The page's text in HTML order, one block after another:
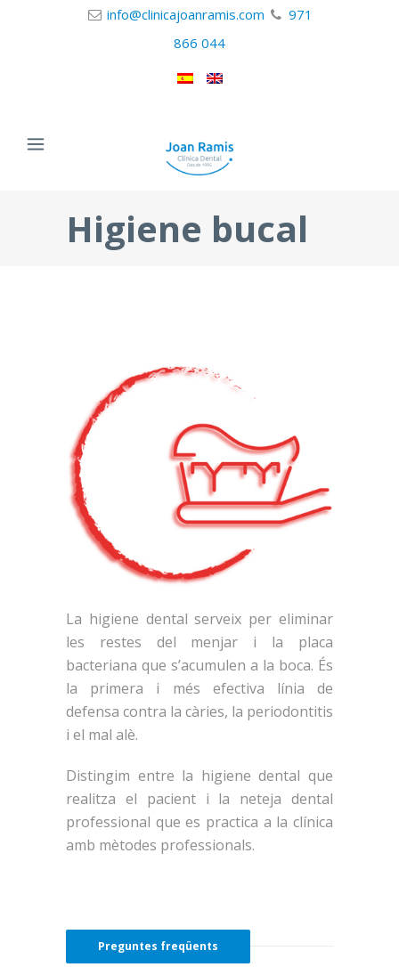
info@clinicajoanramis.com
971
866 044
Higiene bucal
La higiene dental serveix per eliminar
les restes del menjar i la placa
bacteriana que s’acumulen a la boca. És
la primera i més efectiva línia de
defensa contra la càries, la periodontitis
i el mal alè.
Distingim entre la higiene dental que
realitza el pacient i la neteja dental
professional que es practica a la clínica
amb mètodes professionals.
Preguntes freqüents